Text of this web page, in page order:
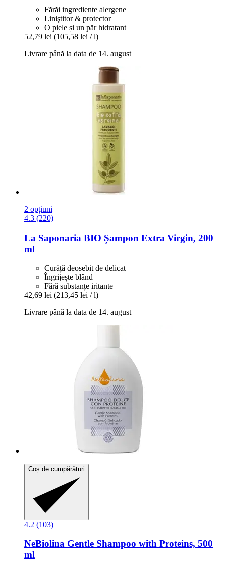
Fărăi ingrediente alergene
Liniştitor & protector
O piele și un păr hidratant
52,79 lei (105,58 lei / l)
Livrare până la data de 14. august
2 opțiuni
4.3 (220)
La Saponaria BIO Șampon Extra Virgin, 200
ml
Curăță deosebit de delicat
Îngrijește blând
Fără substanțe iritante
42,69 lei (213,45 lei / l)
Livrare până la data de 14. august
Coș de cumpărături
4.2 (103)
NeBiolina Gentle Shampoo with Proteins, 500
ml